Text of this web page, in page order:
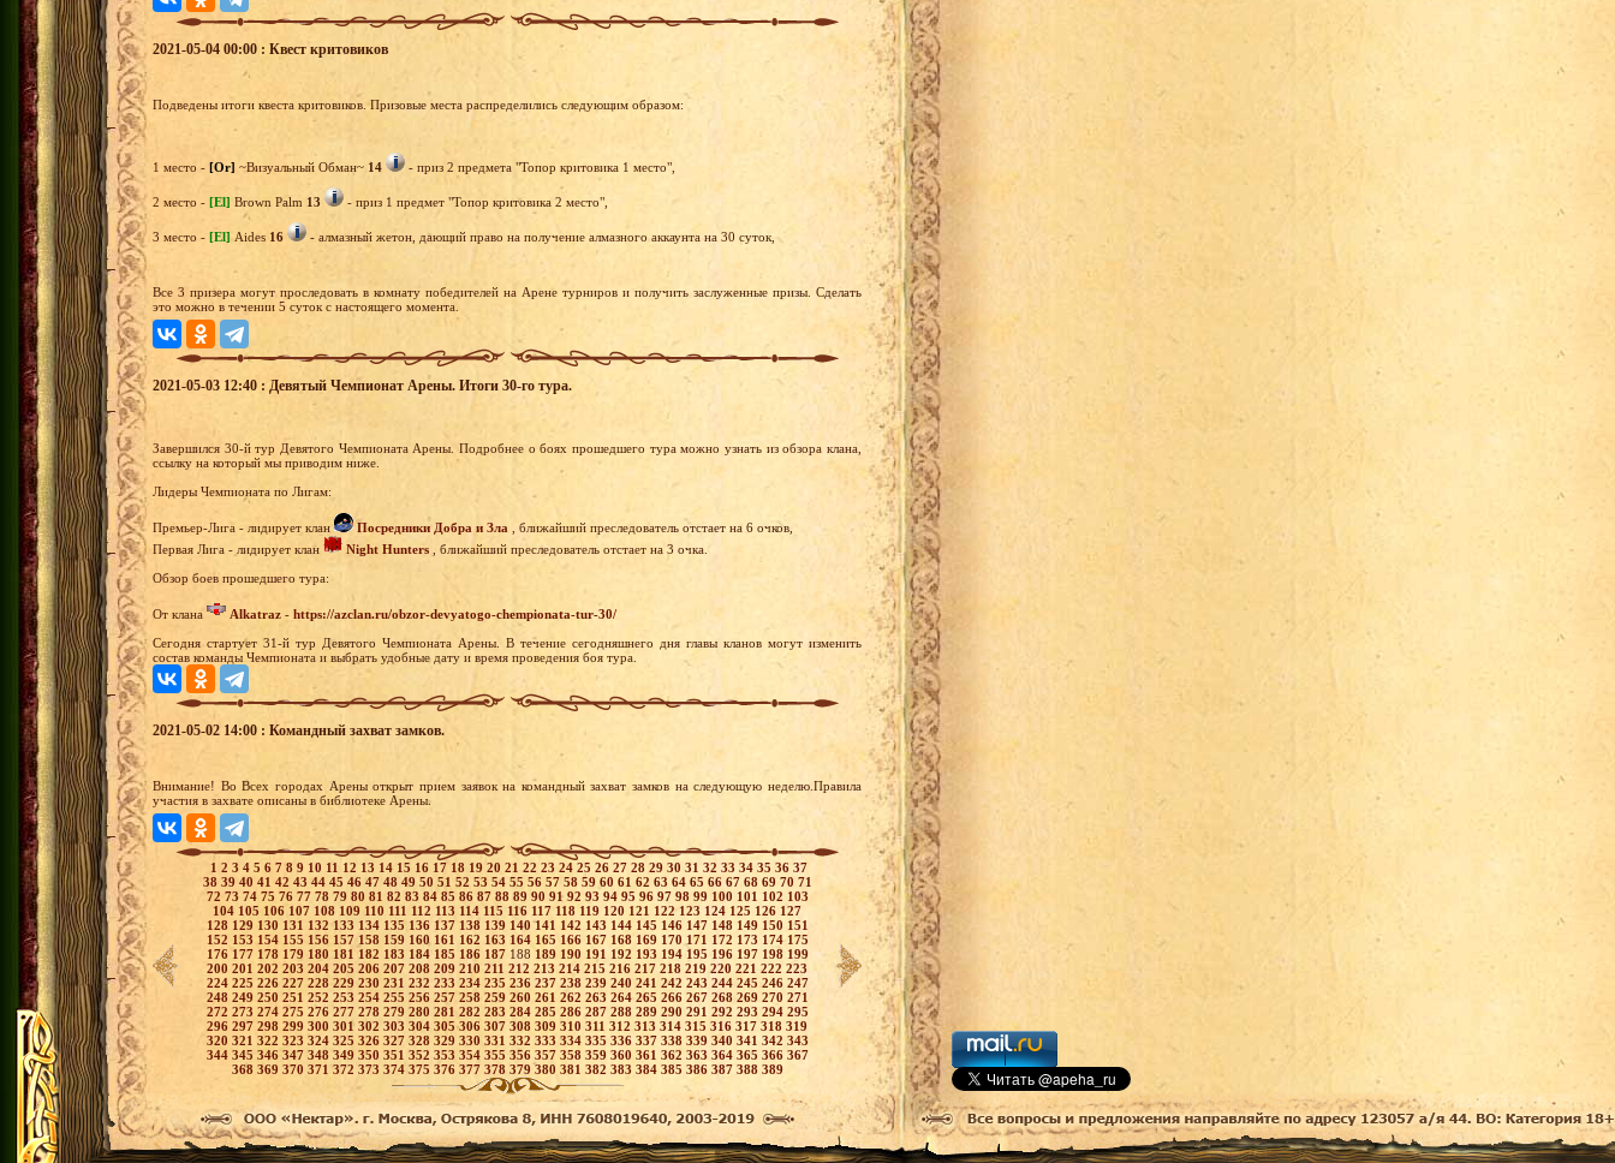
2021-05-04 00:00 : Квест критовиков
Подведены итоги квеста критовиков. Призовые места распределились следующим образом:
1 место - [Or] ~Визуальный Обман~ 14 - приз 2 предмета "Топор критовика 1 место",
2 место - [El] Brown Palm 13 - приз 1 предмет "Топор критовика 2 место",
3 место - [El] Aides 16 - алмазный жетон, дающий право на получение алмазного аккаунта на 30 суток,
Все 3 призера могут проследовать в комнату победителей на Арене турниров и получить заслуженные призы. Сделать
это можно в течении 5 суток с настоящего момента.
2021-05-03 12:40 : Девятый Чемпионат Арены. Итоги 30-го тура.
Завершился 30-й тур Девятого Чемпионата Арены. Подробнее о боях прошедшего тура можно узнать из обзора клана,
ссылку на который мы приводим ниже.
Лидеры Чемпионата по Лигам:
Премьер-Лига - лидирует клан Посредники Добра и Зла , ближайший преследователь отстает на 6 очков,
Первая Лига - лидирует клан
Night Hunters , ближайший преследователь отстает на 3 очка.
Обзор боев прошедшего тура:
От клана Alkatraz - https://azclan.ru/obzor-devyatogo-chempionata-tur-30/
Сегодня стартует 31-й тур Девятого Чемпионата Арены. В течение сегодняшнего дня главы кланов могут изменить
состав команды Чемпионата и выбрать удобные дату и время проведения боя тура.
2021-05-02 14:00 : Командный захват замков.
Внимание! Во Всех городах Арены открыт прием заявок на командный захват замков на следующую неделю.Правила
участия в захвате описаны в библиотеке Арены.
1 2 3 4 5 6 7 8 9 10 11 12 13 14 15 16 17 18 19 20 21 22 23 24 25 26 27 28 29 30 31 32 33 34 35 36 37
38 39 40 41 42 43 44 45 46 47 48 49 50 51 52 53 54 55 56 57 58 59 60 61 62 63 64 65 66 67 68 69 70 71
72 73 74 75 76 77 78 79 80 81 82 83 84 85 86 87 88 89 90 91 92 93 94 95 96 97 98 99 100 101 102 103
104 105 106 107 108 109 110 111 112 113 114 115 116 117 118 119 120 121 122 123 124 125 126 127
128 129 130 131 132 133 134 135 136 137 138 139 140141 142 143 144 145 146 147 148 149 150 151
152 153 154 155 156 157 158 159 160 161 162 163 164 165 166 167 168 169 170 171 172 173 174 175
176 177 178 179 180 181 182 183 184 185 186 187 188 189 190 191 192 193 194 195 196 197 198 199
200 201 202 203 204 205 206 207 208 209 210 211 212 213 214 215 216 217 218 219 220 221 222 223
224 225 226 227 228 229 230 231 232 233 234 235 236 237 238 239 240 241 242 243 244 245 246 247
248 249 250 251 252 253 254 255 256 257 258 259 260 261 262 263 264 265 266 267 268 269 270 271
272 273 274 275 276 277 278 279 280 281 282 283 284 285 286 287 288 289 290 291 292 293 294 295
296 297 298 299 300 301 302 303 304 305306 307 308 309 310 311 312 313 314 315 316 317 318 319
320 321 322 323 324 325 326 327 328 329 330 331 332 333 334 335 336 337 338 339 340 341 342 343
344 345 346 347 348 349 350 351 352 353 354 355 356 357 358 359 360 361 362 363 364 365 366 367
368 369 370 371 372 373 374 375 376 377 378 379380 381 382 383 384 385 386 387 388 389